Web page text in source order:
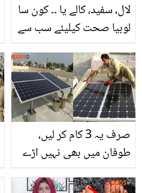
لال، سفید، کالے یا ۔۔ کون سا
لوبیا صحت کیلیئے سب سے
صرف یہ 3 کام کر لیں،
طوفان میں بھی نہیں اڑے